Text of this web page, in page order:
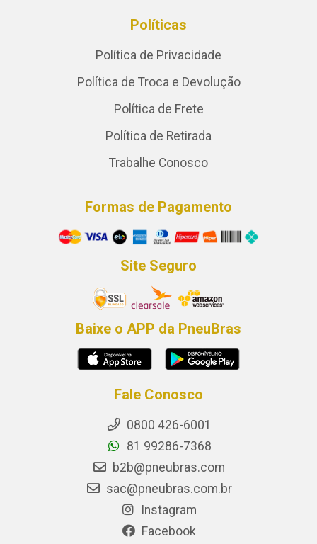
Políticas
Política de Privacidade
Política de Troca e Devolução
Política de Frete
Política de Retirada
Trabalhe Conosco
Formas de Pagamento
Site Seguro
Baixe o APP da PneuBras
Fale Conosco
0800 426-6001
81 99286-7368
b2b@pneubras.com
sac@pneubras.com.br
Instagram
Facebook